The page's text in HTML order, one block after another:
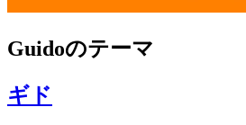
Guidoのテーマ
ギド